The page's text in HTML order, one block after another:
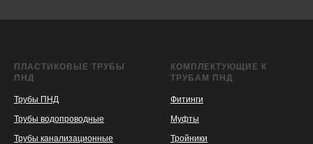
ПЛАСТИКОВЫЕ ТРУБЫ
ПНД
Трубы ПНД
Трубы водопроводные
Трубы канализационные
КОМПЛЕКТУЮЩИЕ К
ТРУБАМ ПНД
Фитинги
Муфты
Тройники